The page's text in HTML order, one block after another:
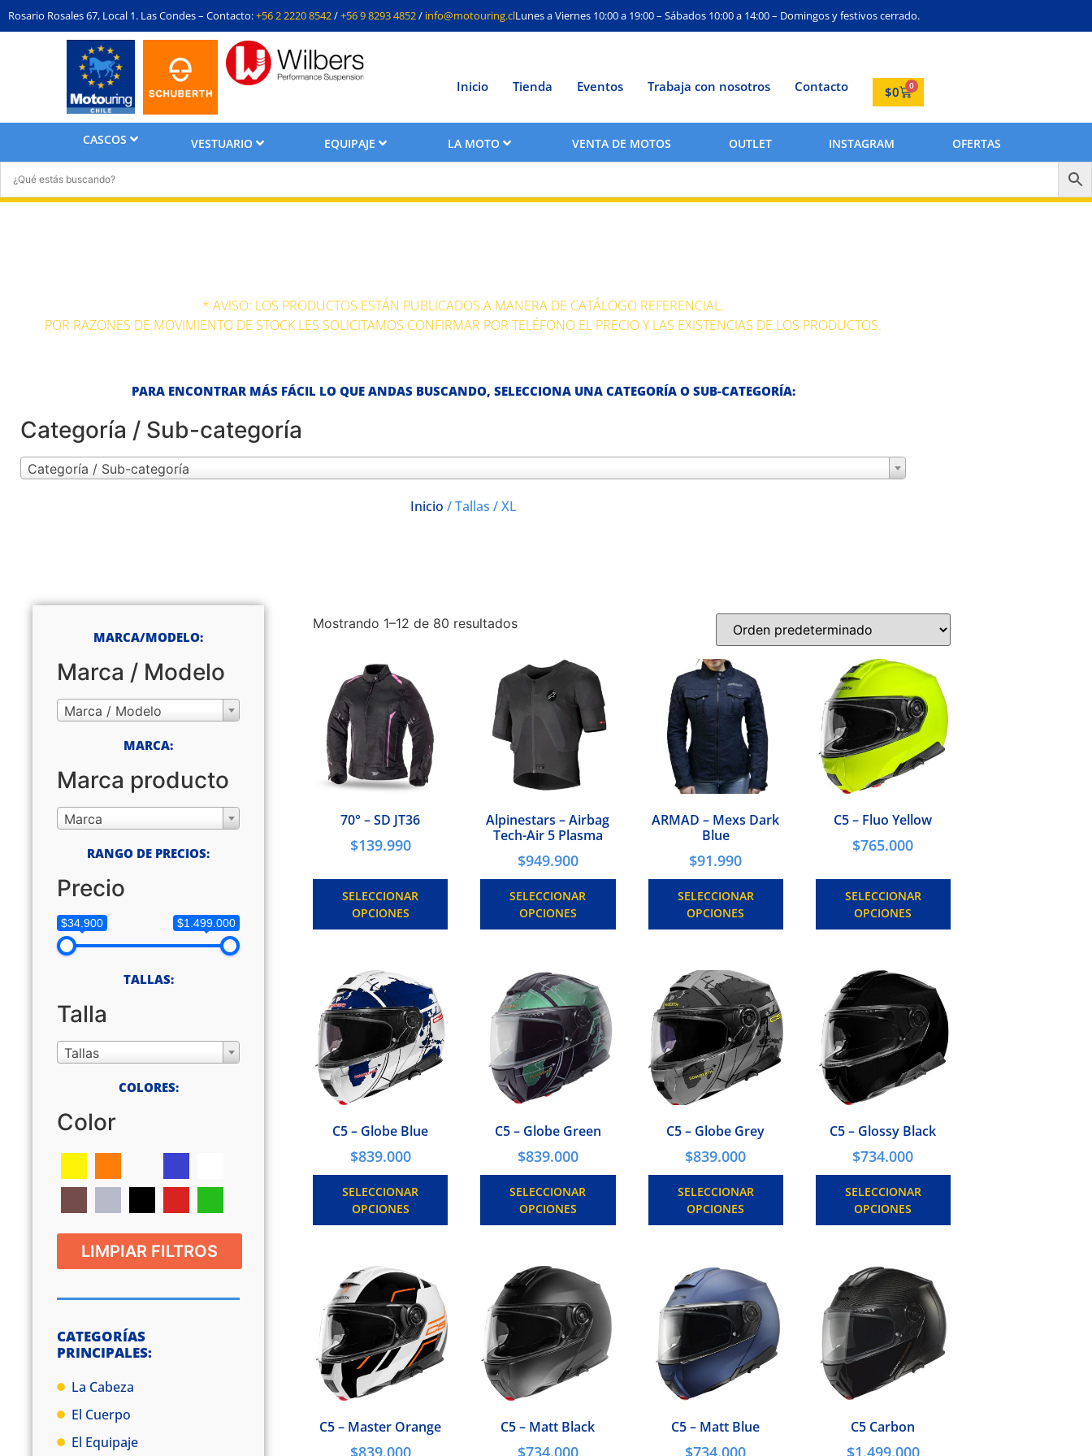
Rosario Rosales 67, Local 1. Las Condes – Contacto:+56 2 2220 8542/+56 9 8293 4852/ info@motouring.clLunes a Viernes 10:00 a 19:00 – Sábados 10:00 a 14:00 – Domingos y festivos cerrado.
Inicio Tienda Eventos Trabaja con nosotros Contacto $0 0
CASCOS VESTUARIO EQUIPAJE LA MOTO VENTA DE MOTOS OUTLET INSTAGRAM OFERTAS
* AVISO: LOS PRODUCTOS ESTÁN PUBLICADOS A MANERA DE CATÁLOGO REFERENCIAL.
POR RAZONES DE MOVIMIENTO DE STOCK LES SOLICITAMOS CONFIRMAR POR TELÉFONO EL PRECIO Y LAS EXISTENCIAS DE LOS PRODUCTOS.
PARA ENCONTRAR MÁS FÁCIL LO QUE ANDAS BUSCANDO, SELECCIONA UNA CATEGORÍA O SUB-CATEGORÍA:
Categoría / Sub-categoría
Categoría / Sub-categoría
Inicio / Tallas / XL
MARCA/MODELO:
Marca / Modelo
Marca / Modelo
MARCA:
Marca producto
Marca
RANGO DE PRECIOS:
Precio
$34.900 $1.499.000
TALLAS:
Talla
Tallas
COLORES:
Color
LIMPIAR FILTROS
CATEGORÍAS
PRINCIPALES:
La Cabeza
El Cuerpo
El Equipaje
Mostrando 1–12 de 80 resultados
70° – SD JT36
$139.990
SELECCIONAR
OPCIONES
Alpinestars – Airbag
Tech-Air 5 Plasma
$949.900
SELECCIONAR
OPCIONES
ARMAD – Mexs Dark
Blue
$91.990
SELECCIONAR
OPCIONES
C5 – Fluo Yellow
$765.000
SELECCIONAR
OPCIONES
C5 – Globe Blue
$839.000
SELECCIONAR
OPCIONES
C5 – Globe Green
$839.000
SELECCIONAR
OPCIONES
C5 – Globe Grey
$839.000
SELECCIONAR
OPCIONES
C5 – Glossy Black
$734.000
SELECCIONAR
OPCIONES
C5 – Master Orange C5 – Matt Black C5 – Matt Blue C5 Carbon